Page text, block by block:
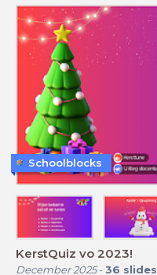
KerstQuiz vo 2023!
December 2025- 36 slides
Schoolblocks